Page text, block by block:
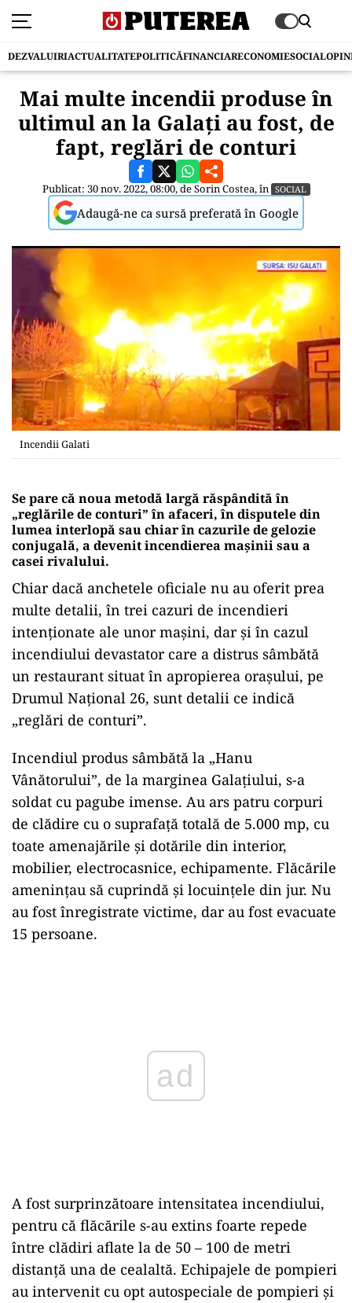
DEZVALUIRIACTUALITATEPOLITICĂFINANCIARECONOMIESOCIAL
Mai multe incendii produse în
ultimul an la Galați au fost, de
fapt, reglări de conturi
Publicat: 30 nov. 2022, 08:00, deSorin Costea, în SOCIAL
Adaugă-ne ca sursă preferată în Google
Incendii Galati
Se pare că noua metodă largă răspândită în
„reglările de conturi” în afaceri, în disputele din
lumea interlopă sau chiar în cazurile de gelozie
conjugală, a devenit incendierea mașinii sau a
casei rivalului.
Chiar dacă anchetele oficiale nu au oferit prea
multe detalii, în trei cazuri de incendieri
intenționate ale unor mașini, dar și în cazul
incendiului devastator care a distrus sâmbătă
un restaurant situat în apropierea orașului, pe
Drumul Național 26, sunt detalii ce indică
„reglări de conturi”.
Incendiul produs sâmbătă la „Hanu
Vânătorului”, de la marginea Galațiului, s-a
soldat cu pagube imense. Au ars patru corpuri
de clădire cu o suprafață totală de 5.000 mp, cu
toate amenajările și dotările din interior,
mobilier, electrocasnice, echipamente. Flăcările
amenințau să cuprindă și locuințele din jur. Nu
au fost înregistrate victime, dar au fost evacuate
15 persoane.
ad
A fost surprinzătoare intensitatea incendiului,
pentru că flăcările s-au extins foarte repede
între clădiri aflate la de 50 – 100 de metri
distanță una de cealaltă. Echipajele de pompieri
au intervenit cu opt autospeciale de pompieri și